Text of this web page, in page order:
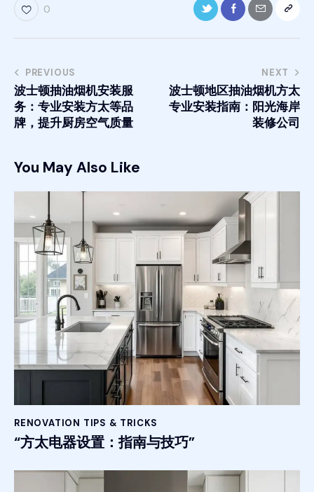
0
PREVIOUS
波士顿抽油烟机安装服
务：专业安装方太等品
牌，提升厨房空气质量
NEXT
波士顿地区抽油烟机方太
专业安装指南：阳光海岸
装修公司
You May Also Like
RENOVATION TIPS & TRICKS
“方太电器设置：指南与技巧”